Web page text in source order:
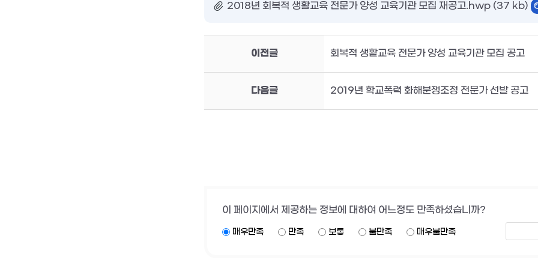
2018년 회복적 생활교육 전문가 양성 교육기관 모집 재공고.hwp (37 kb)
이전글 회복적 생활교육 전문가 양성 교육기관 모집 공고
다음글 2019년 학교폭력 화해분쟁조정 전문가 선발 공고
이 페이지에서 제공하는 정보에 대하여 어느정도 만족하셨습니까?
매우만족 만족 보통 불만족 매우불만족